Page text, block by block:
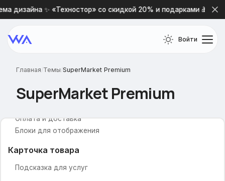
дизайна ✨ «Техностор» со скидкой 20% и подарками 🎁
Войти
Главная/Темы/SuperMarket Premium
SuperMarket Premium
Промо-товары
Блок подписки
Промо-иконки
Баннер №2
Новости и события
Оплата и доставка
Блоки для отображения
Карточка товара
Подсказка для услуг